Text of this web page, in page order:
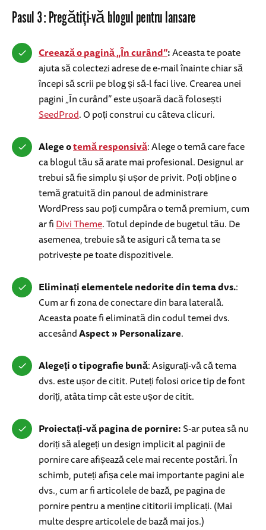
Pasul 3: Pregătiți-vă blogul pentru lansare
Creează o pagină „În curând”:Aceasta te poate
ajuta să colectezi adrese de e-mail înainte chiar să
începi să scrii pe blog și să-l faci live. Crearea unei
pagini „În curând” este ușoară dacă folosești
SeedProd. O poți construi cu câteva clicuri.
Alege otemă responsivă: Alege o temă care face
ca blogul tău să arate mai profesional. Designul ar
trebui să fie simplu și ușor de privit. Poți obține o
temă gratuită din panoul de administrare
WordPress sau poți cumpăra o temă premium, cum
ar fiDivi Theme. Totul depinde de bugetul tău. De
asemenea, trebuie să te asiguri că tema ta se
potrivește pe toate dispozitivele.
Eliminați elementele nedorite din tema dvs.:
Cum ar fi zona de conectare din bara laterală.
Aceasta poate fi eliminată din codul temei dvs.
accesândAspect » Personalizare.
Alegeți o tipografie bună: Asigurați-vă că tema
dvs. este ușor de citit. Puteți folosi orice tip de font
doriți, atâta timp cât este ușor de citit.
Proiectați-vă pagina de pornire:S-ar putea să nu
doriți să alegeți un design implicit al paginii de
pornire care afișează cele mai recente postări. În
schimb, puteți afișa cele mai importante pagini ale
dvs., cum ar fi articolele de bază, pe pagina de
pornire pentru a menține cititorii implicați. (Mai
multe despre articolele de bază mai jos.)